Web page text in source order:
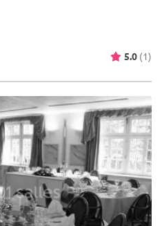
5.0 (1)